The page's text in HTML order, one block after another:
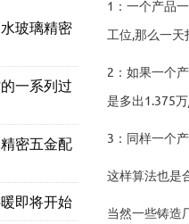
1：一个产品
工位,那么一
2：如果一个
是多出1.375
3：同样一个
这样算法也是
当然一些铸造
玻璃精密
一系列过
密五金配
即将开始